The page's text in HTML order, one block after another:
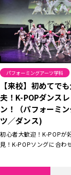
パフォーミングアーツ学科
【来校】初めてで
夫！K-POPダンス
ン！（パフォーミ
ツ／ダンス)
初心者大歓迎！K-POPが
見！K-POPソングに合わ